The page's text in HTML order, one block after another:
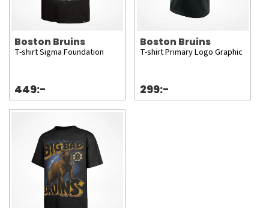
Boston Bruins
T-shirt Sigma Foundation
449:-
Boston Bruins
T-shirt Primary Logo Graphic
299:-